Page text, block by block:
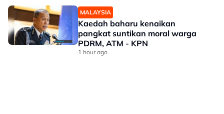
MALAYSIA
Kaedah baharu kenaikan
pangkat suntikan moral warga
PDRM, ATM - KPN
1 hour ago